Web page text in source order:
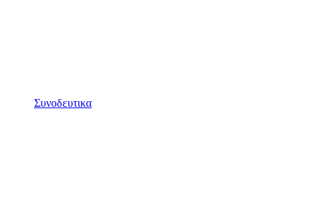
Συνοδευτικα